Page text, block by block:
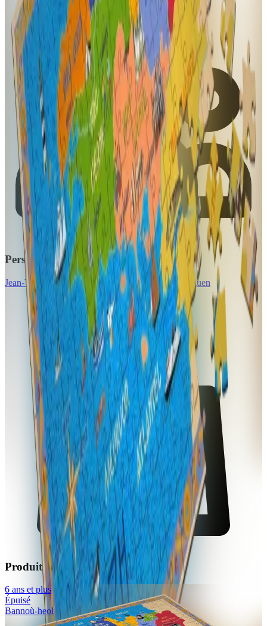
Personnes en lien avec l'article
Jean-Yves André Mikael Bodlore-PenlaezKatell Uguen
Produits en rapport
6 ans et plus
Épuisé
Bannoù-heol